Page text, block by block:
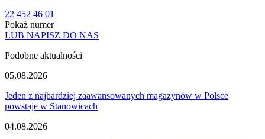
22 452 46 01
Pokaż numer
LUB NAPISZ DO NAS
Podobne aktualności
05.08.2026
Jeden z najbardziej zaawansowanych magazynów w Polsce
powstaje w Stanowicach
04.08.2026